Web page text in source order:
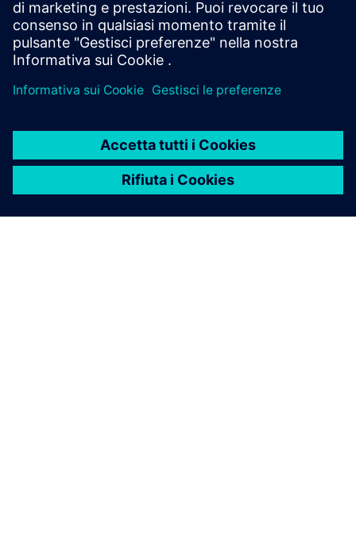
È necessaria una connessione Internet per la gestione delle
licenze basata su cloud